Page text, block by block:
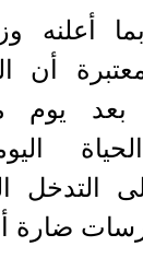
أعلنه
أن
يوم
التدخل
ضارة